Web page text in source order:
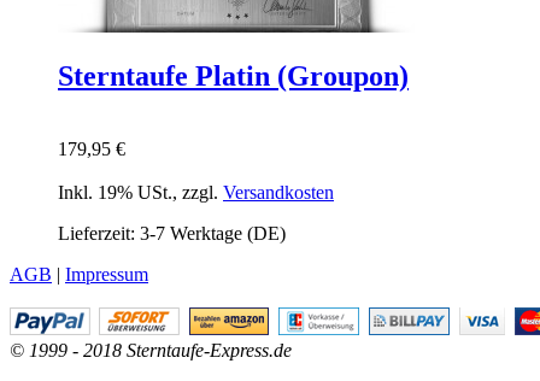
Sterntaufe Platin (Groupon)
179,95 €
Inkl. 19% USt., zzgl. Versandkosten
Lieferzeit: 3-7 Werktage (DE)
AGB | Impressum
© 1999 - 2018 Sterntaufe-Express.de